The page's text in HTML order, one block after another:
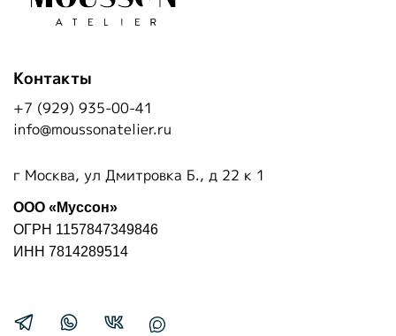
Контакты
+7 (929) 935-00-41
info@moussonatelier.ru
г Москва, ул Дмитровка Б., д 22 к 1
ООО «Муссон»
ОГРН 1157847349846
ИНН 7814289514